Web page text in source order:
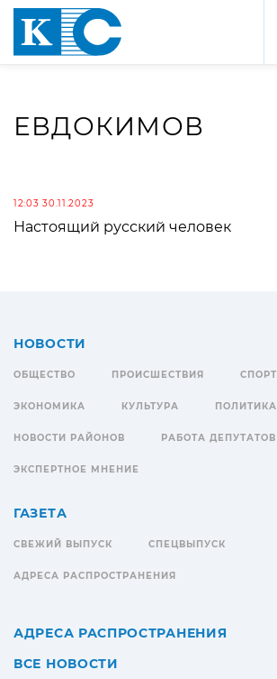
ЕВДОКИМОВ
12:03 30.11.2023
Настоящий русский человек
НОВОСТИ
ОБЩЕСТВО ПРОИСШЕСТВИЯ СПОРТ
ЭКОНОМИКА КУЛЬТУРА ПОЛИТИКА
НОВОСТИ РАЙОНОВ РАБОТА ДЕПУТАТОВ
ЭКСПЕРТНОЕ МНЕНИЕ
ГАЗЕТА
СВЕЖИЙ ВЫПУСК СПЕЦВЫПУСК
АДРЕСА РАСПРОСТРАНЕНИЯ
АДРЕСА РАСПРОСТРАНЕНИЯ
ВСЕ НОВОСТИ